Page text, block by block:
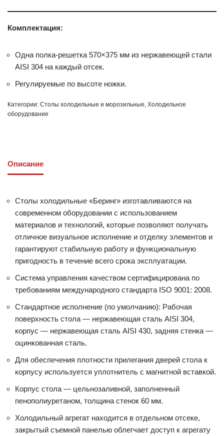
Комплектация:
Одна полка-решетка 570×375 мм из нержавеющей стали
AISI 304 на каждый отсек.
Регулируемые по высоте ножки.
Категории: Столы холодильные и морозильные, Холодильное
оборудование
Описание
Столы холодильные «Беринг» изготавливаются на
современном оборудовании с использованием
материалов и технологий, которые позволяют получать
отличное визуальное исполнение и отделку элементов и
гарантируют стабильную работу и функциональную
пригодность в течение всего срока эксплуатации.
Система управления качеством сертифицирована по
требованиям международного стандарта ISO 9001: 2008.
Стандартное исполнение (по умолчанию): Рабочая
поверхность стола — нержавеющая сталь AISI 304,
корпус — нержавеющая сталь AISI 430, задняя стенка —
оцинкованная сталь.
Для обеспечения плотности прилегания дверей стола к
корпусу используется уплотнитель с магнитной вставкой.
Корпус стола — цельнозаливной, заполненный
пенополиуретаном, толщина стенок 60 мм.
Холодильный агрегат находится в отдельном отсеке,
закрытый съемной панелью облегчает доступ к агрегату